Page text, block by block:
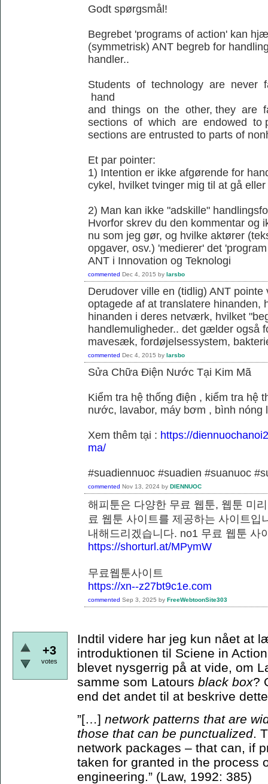
Godt spørgsmål!
Begrebet 'programs of action' kan
(symmetrisk) ANT begreb for
handler..
Students of technology are never
hand
and things on the other, they are
sections of which are endowed to
sections are entrusted to parts of
Et par pointer:
1) Intention er ikke afgørende for
cykel, hvilket tvinger mig til at gå
2) Man kan ikke "adskille"
Hvorfor skrev du den kommentar og
nu som jeg gør, og hvilke aktører
opgaver, osv.) 'medierer' det
ANT i Innovation og Teknologi
commented Dec 4, 2015 by larsbo
Derudover ville en (tidlig) ANT
optagede af at translatere hinanden,
hinanden i deres netværk, hvilket
handlemuligheder.. det gælder også
mavesæk, fordøjelsessystem,
commented Dec 4, 2015 by larsbo
Sửa Chữa Điện Nước Tại Kim Mã
Kiểm tra hệ thống điện , kiểm tra hệ
nước, lavabor, máy bơm , bình nóng
Xem thêm tại : https://
ma/
#suadiennuoc #suadien #suanuoc
commented Nov 13, 2024 by DIENNUOC
해피툰은 다양한 무료 웹툰, 웹툰 미
료 웹툰 사이트를 제공하는 사이트
내해드리겠습니다. no1 무료 웹
https://shorturl.at/MPymW
무료웹툰사이트
https://xn--z27bt9c1e.com
commented Sep 3, 2025 by FreeWebtoonSite303
+3
votes
Indtil videre har jeg kun nået at
introduktionen til Sciene in
blevet nysgerrig på at vide, om
samme som Latours black box?
end det andet til at beskrive
”[…] network patterns that are
those that can be punctualized.
network packages – that can, if
taken for granted in the process
engineering.” (Law, 1992: 385)